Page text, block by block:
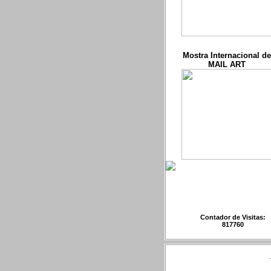
Mostra Internacional de
MAIL ART
Contador de Visitas:
817760